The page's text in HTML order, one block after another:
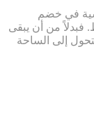
في خضم
فبدلاً من أن يبقى
إلى الساحة